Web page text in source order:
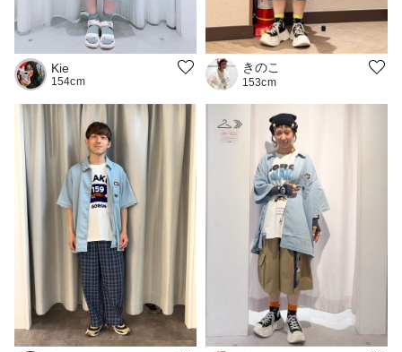
Kie
154cm
きのこ
153cm